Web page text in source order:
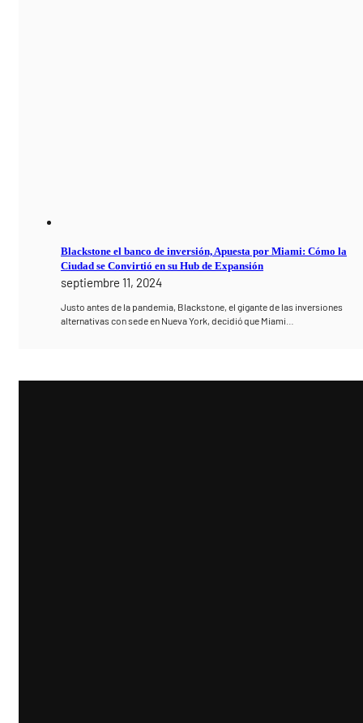
Blackstone el banco de inversión, Apuesta por Miami: Cómo la
Ciudad se Convirtió en su Hub de Expansión
septiembre 11, 2024
Justo antes de la pandemia, Blackstone, el gigante de las inversiones
alternativas con sede en Nueva York, decidió que Miami…